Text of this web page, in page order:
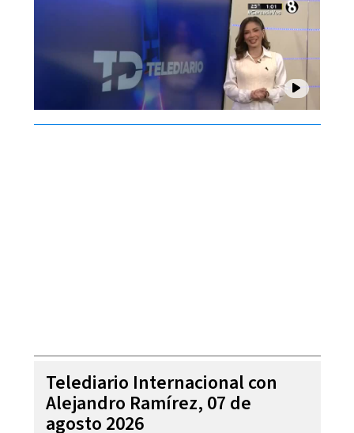
Telediario Internacional con
Alejandro Ramírez, 07 de
agosto 2026